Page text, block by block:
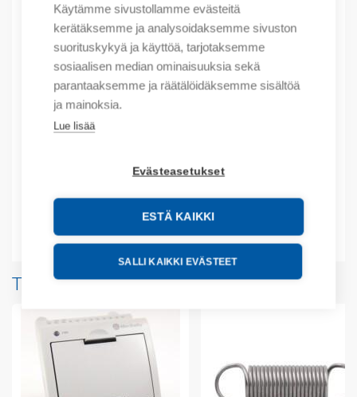
Käytämme sivustollamme evästeitä
kerätäksemme ja analysoidaksemme sivuston
suorituskykyä ja käyttöä, tarjotaksemme
sosiaalisen median ominaisuuksia sekä
parantaaksemme ja räätälöidäksemme sisältöä
ja mainoksia.
Lue lisää
Evästeasetukset
ESTÄ KAIKKI
SALLI KAIKKI EVÄSTEET
Tuotekoodit
Tilauskoodi: 1734IB8
Valmistajan tuotenumero: 1734-IB8
Tuotteen tullikoodi: 85371095
Liitteet
Tuotteita samalta valmistajalta